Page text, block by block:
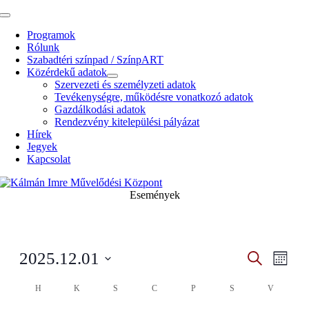
Kihagyás
Toggle
NavigationProgramok
Rólunk
Szabadtéri színpad / SzínpART
Közérdekű adatok
Szervezeti és személyzeti adatok
Tevékenységre, működésre vonatkozó adatok
Gazdálkodási adatok
Rendezvény kitelepülési pályázat
Hírek
Jegyek
Kapcsolat
Események
SearchHavi
2025.12.01
date.
Calendar
H K S C P S V